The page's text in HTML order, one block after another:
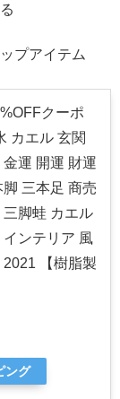
プアイテム
クーポ
カエル 玄関
運 開運 財運
三本足 商売
脚蛙 カエル
ンテリア 風
【樹脂製
ング